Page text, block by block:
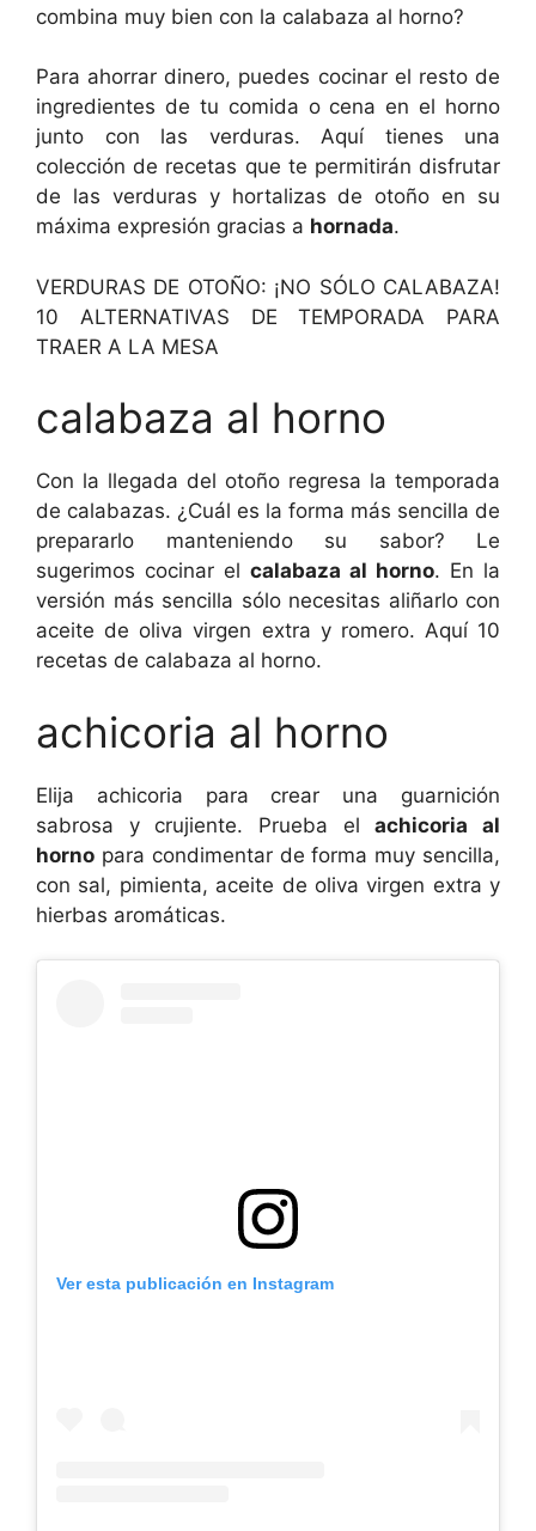
combina muy bien con la calabaza al horno?
Para ahorrar dinero, puedes cocinar el resto de
ingredientes de tu comida o cena en el horno
junto con las verduras. Aquí tienes una
colección de recetas que te permitirán disfrutar
de las verduras y hortalizas de otoño en su
máxima expresión gracias a hornada.
VERDURAS DE OTOÑO: ¡NO SÓLO CALABAZA!
10 ALTERNATIVAS DE TEMPORADA PARA
TRAER A LA MESA
calabaza al horno
Con la llegada del otoño regresa la temporada
de calabazas. ¿Cuál es la forma más sencilla de
prepararlo manteniendo su sabor? Le
sugerimos cocinar el calabaza al horno. En la
versión más sencilla sólo necesitas aliñarlo con
aceite de oliva virgen extra y romero. Aquí 10
recetas de calabaza al horno.
achicoria al horno
Elija achicoria para crear una guarnición
sabrosa y crujiente. Prueba elachicoria al
horno para condimentar de forma muy sencilla,
con sal, pimienta, aceite de oliva virgen extra y
hierbas aromáticas.
Ver esta publicación en Instagram